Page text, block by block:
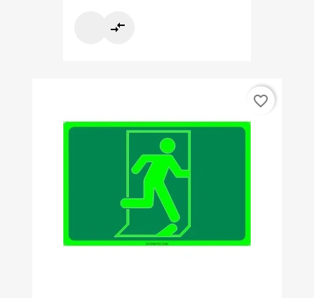
compare_arrows
favorite_border